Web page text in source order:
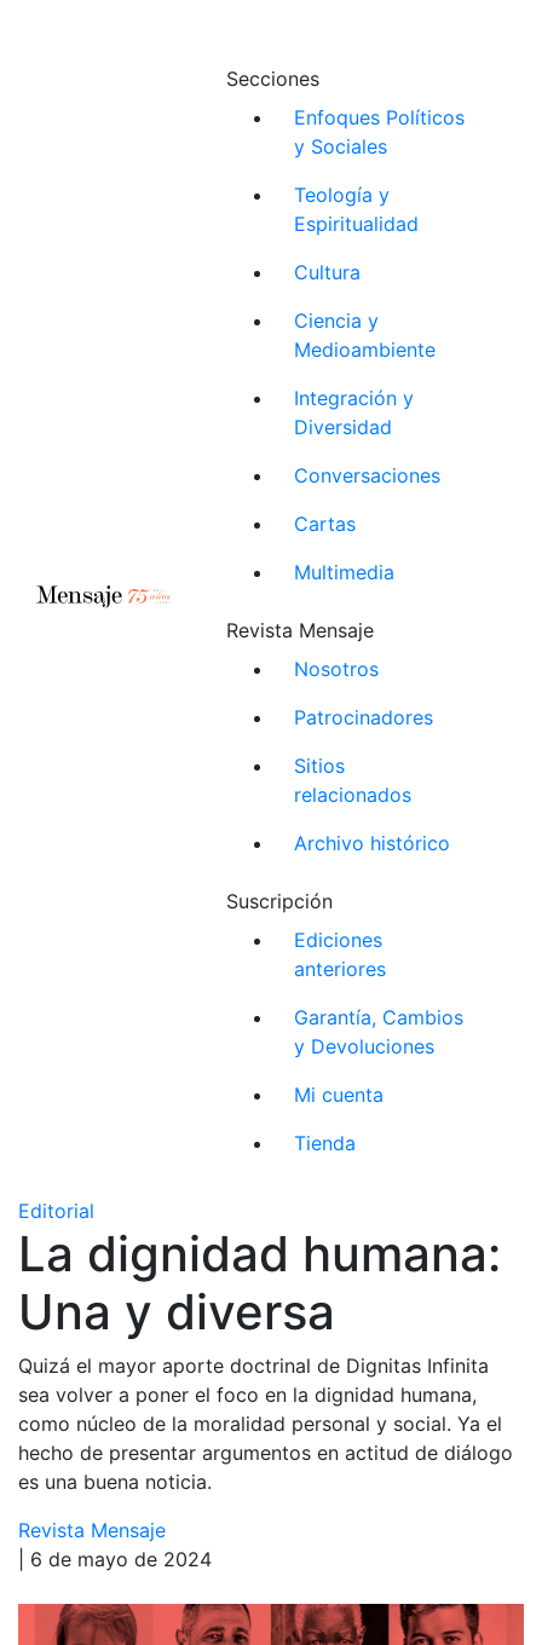
Secciones
Enfoques Políticos
y Sociales
Teología y
Espiritualidad
Cultura
Ciencia y
Medioambiente
Integración y
Diversidad
Conversaciones
Cartas
Multimedia
Revista Mensaje
Nosotros
Patrocinadores
Sitios
relacionados
Archivo histórico
Suscripción
Ediciones
anteriores
Garantía, Cambios
y Devoluciones
Mi cuenta
Tienda
Editorial
La dignidad humana:
Una y diversa
Quizá el mayor aporte doctrinal de Dignitas Infinita
sea volver a poner el foco en la dignidad humana,
como núcleo de la moralidad personal y social. Ya el
hecho de presentar argumentos en actitud de diálogo
es una buena noticia.
Revista Mensaje
| 6 de mayo de 2024